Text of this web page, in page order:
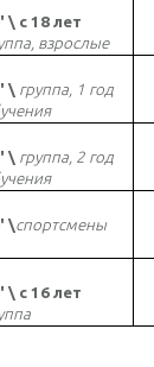
\ с 18 лет
взрослые
\ группа, 1 год
\ группа, 2 год
\спортсмены
\ с 16 лет